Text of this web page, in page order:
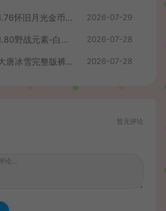
战神引擎传奇手游【1.76怀旧月光金币版】最新整理Win系复古服务端+安卓苹果双端+GM授权物品后台+详细搭建教程 2026-07-29
战神引擎传奇手游【1.80野战元素-白猪7.2免授权】最新整理Win系特色服务端+安卓+GM授权物品后台+详细搭建教程 2026-07-28
战神引擎传奇手游【大唐冰雪完整版裤衩7.0免授权】最新整理Win系特色服务端+GM授权后台+安卓苹果双端+详细搭建教程 2026-07-28
暂无评论